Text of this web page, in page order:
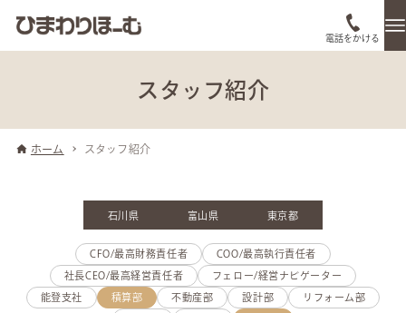
電話をかける
スタッフ紹介
ホーム スタッフ紹介
石川県 富山県 東京都
CFO/最高財務責任者 COO/最高執行責任者
社長CEO/最高経営責任者 フェロー/経営ナビゲーター
能登支社 積算部 不動産部 設計部 リフォーム部